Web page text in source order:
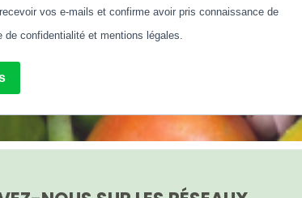
vos e-mails et confirme avoir pris connaissance de
de confidentialité et mentions légales.